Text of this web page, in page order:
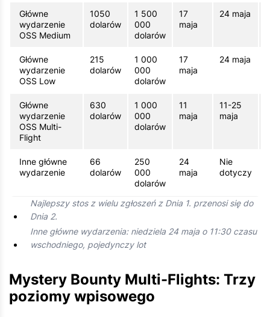
Główne
wydarzenie
OSS Medium
1050
dolarów
1 500
000
dolarów
17
maja
24 maja
Główne
wydarzenie
OSS Low
215
dolarów
1 000
000
dolarów
17
maja
24 maja
Główne
wydarzenie
OSS Multi-
Flight
630
dolarów
1 000
000
dolarów
11
maja
11-25
maja
Inne główne
wydarzenie
66
dolarów
250
000
dolarów
24
maja
Nie
dotyczy
Najlepszy stos z wielu zgłoszeń z Dnia 1. przenosi się do
Dnia 2.
Inne główne wydarzenia: niedziela 24 maja o 11:30 czasu
wschodniego, pojedynczy lot
Mystery Bounty Multi-Flights: Trzy
poziomy wpisowego